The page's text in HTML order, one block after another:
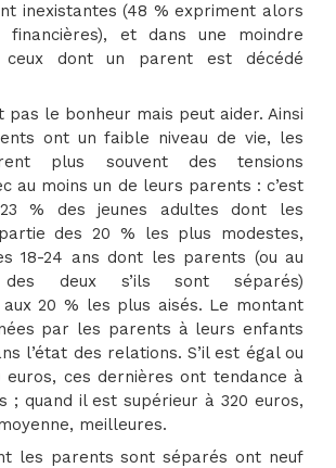
inexistantes (48 % expriment alors
financières), et dans une moindre
ceux dont un parent est décédé
pas le bonheur mais peut aider. Ainsi
ont un faible niveau de vie, les
plus souvent des tensions
au moins un de leurs parents : c’est
% des jeunes adultes dont les
des 20 % les plus modestes,
18-24 ans dont les parents (ou au
deux s’ils sont séparés)
20 % les plus aisés. Le montant
par les parents à leurs enfants
l’état des relations. S’il est égal ou
euros, ces dernières ont tendance à
; quand il est supérieur à 320 euros,
meilleures.
les parents sont séparés ont neuf